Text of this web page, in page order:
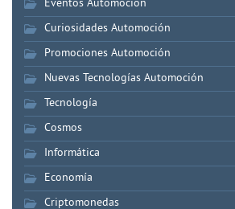
Eventos Automoción
Curiosidades Automoción
Promociones Automoción
Nuevas Tecnologías Automoción
Tecnología
Cosmos
Informática
Economía
Criptomonedas